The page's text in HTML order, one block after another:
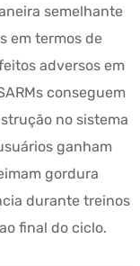
semelhante
em termos de
adversos em
conseguem
no sistema
ganham
gordura
durante treinos
final do ciclo.